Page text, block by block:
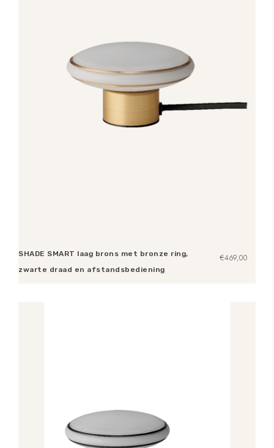
SHADE SMART laag brons met bronze ring,
zwarte draad en afstandsbediening
€469,00